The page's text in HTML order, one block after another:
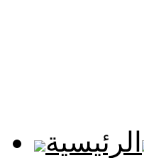
الرئيسية